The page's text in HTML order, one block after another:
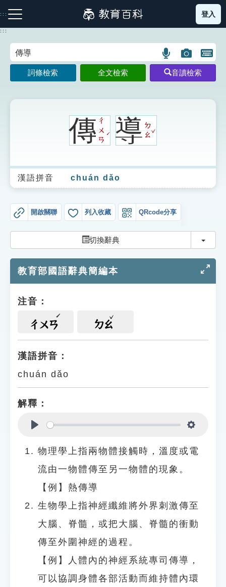
到
主
:::
注音索引圖示 筆畫索引圖示 部首索引表圖示
生字詞彙表
成語故事
索引選單
單字索引
遊戲專區
貓頭鷹博士
登入
:::
語
言
搜
圖
片
搜
開
鍵
圖
詞條檢索 全文檢索 音讀檢索
傳ㄔ
ㄨ
ㄢ
ˊ 導ㄉ
ㄠ
ˇ
漢語拼音 chuán dǎo
開啟關聯 列入收藏 QRcode分享
切換辭典 切換
教育部國語辭典簡編本
注音：
ㄔㄨㄢ ㄉㄠ
漢語拼音：
chuán dǎo
解釋：
物理學上指兩物體接觸時，溫度或電
流由一物體傳至另一物體的現象。
【例】熱傳導
生物學上指神經纖維將外界刺激傳至
大腦、脊髓，或把大腦、脊髓的衝動
傳至外圍神經的過程。
【例】人體內的神經系統專司傳導，
可以協調身體各部活動而維持體內環